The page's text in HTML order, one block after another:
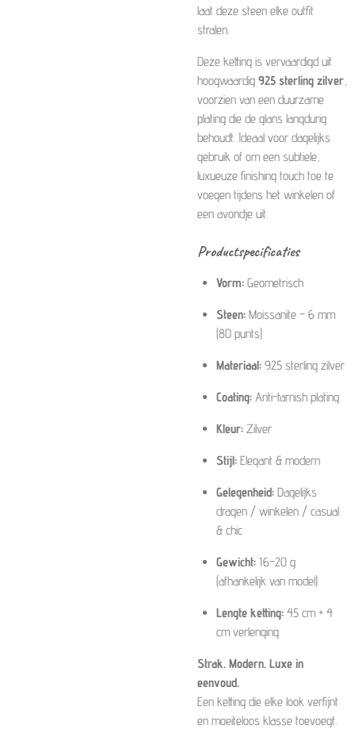
laat deze steen elke outfit
stralen.
Deze ketting is vervaardigd uit
hoogwaardig 925 sterling zilver,
voorzien van een duurzame
plating die de glans langdurig
behoudt. Ideaal voor dagelijks
gebruik of om een subtiele,
luxueuze finishing touch toe te
voegen tijdens het winkelen of
een avondje uit.
Productspecificaties
Vorm: Geometrisch
Steen: Moissanite – 6 mm
(80 punts)
Materiaal: 925 sterling zilver
Coating: Anti-tarnish plating
Kleur: Zilver
Stijl: Elegant & modern
Gelegenheid: Dagelijks
dragen / winkelen / casual
& chic
Gewicht: 16–20 g
(afhankelijk van model)
Lengte ketting: 45 cm + 4
cm verlenging
Strak. Modern. Luxe in
eenvoud.
Een ketting die elke look verfijnt
en moeiteloos klasse toevoegt.